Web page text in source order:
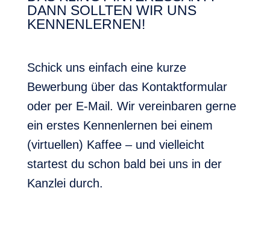
DANN SOLLTEN WIR UNS
KENNENLERNEN!
Schick uns einfach eine kurze
Bewerbung über das Kontaktformular
oder per E-Mail. Wir vereinbaren gerne
ein erstes Kennenlernen bei einem
(virtuellen) Kaffee – und vielleicht
startest du schon bald bei uns in der
Kanzlei durch.